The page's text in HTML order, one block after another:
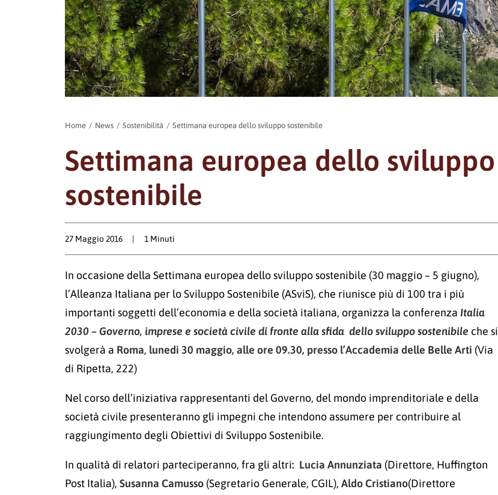
Home News Sostenibilità Settimana europea dello sviluppo sostenibile
Settimana europea dello sviluppo
sostenibile
27 Maggio 2016 | 1 Minuti
In occasione della Settimana europea dello sviluppo sostenibile (30 maggio – 5 giugno),
l’Alleanza Italiana per lo Sviluppo Sostenibile (ASviS), che riunisce più di 100 tra i più
importanti soggetti dell’economia e della società italiana, organizza la conferenza Italia
2030 – Governo, imprese e società civile di fronte alla sfida dello sviluppo sostenibile che si
svolgerà a Roma, lunedì 30 maggio, alle ore 09.30, presso l’Accademia delle Belle Arti (Via
di Ripetta, 222)
Nel corso dell’iniziativa rappresentanti del Governo, del mondo imprenditoriale e della
società civile presenteranno gli impegni che intendono assumere per contribuire al
raggiungimento degli Obiettivi di Sviluppo Sostenibile.
In qualità di relatori parteciperanno, fra gli altri: Lucia Annunziata (Direttore, Huffington
Post Italia), Susanna Camusso (Segretario Generale, CGIL), Aldo Cristiano(Direttore